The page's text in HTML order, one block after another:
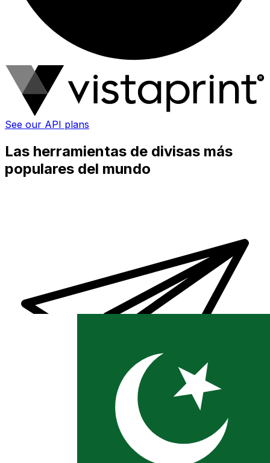
See our API plans
Las herramientas de divisas más
populares del mundo